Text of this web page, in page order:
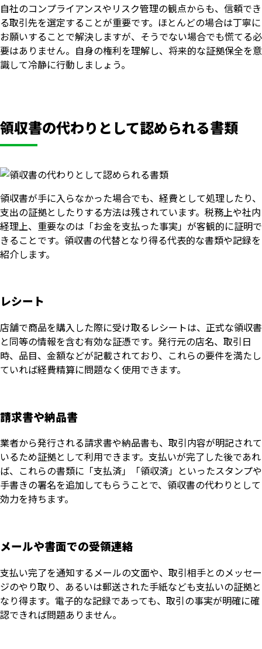
自社のコンプライアンスやリスク管理の観点からも、信頼でき
る取引先を選定することが重要です。ほとんどの場合は丁寧に
お願いすることで解決しますが、そうでない場合でも慌てる必
要はありません。自身の権利を理解し、将来的な証拠保全を意
識して冷静に行動しましょう。
領収書の代わりとして認められる書類
領収書が手に入らなかった場合でも、経費として処理したり、
支出の証拠としたりする方法は残されています。税務上や社内
経理上、重要なのは「お金を支払った事実」が客観的に証明で
きることです。領収書の代替となり得る代表的な書類や記録を
紹介します。
レシート
店舗で商品を購入した際に受け取るレシートは、正式な領収書
と同等の情報を含む有効な証憑です。発行元の店名、取引日
時、品目、金額などが記載されており、これらの要件を満たし
ていれば経費精算に問題なく使用できます。
請求書や納品書
業者から発行される請求書や納品書も、取引内容が明記されて
いるため証拠として利用できます。支払いが完了した後であれ
ば、これらの書類に「支払済」「領収済」といったスタンプや
手書きの署名を追加してもらうことで、領収書の代わりとして
効力を持ちます。
メールや書面での受領連絡
支払い完了を通知するメールの文面や、取引相手とのメッセー
ジのやり取り、あるいは郵送された手紙なども支払いの証拠と
なり得ます。電子的な記録であっても、取引の事実が明確に確
認できれば問題ありません。